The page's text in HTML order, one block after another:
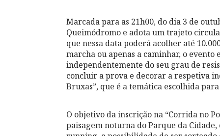
Marcada para as 21h00, do dia 3 de
Queimódromo e adota um trajeto
que nessa data poderá acolher até
marcha ou apenas a caminhar, o evento
independentemente do seu grau de
concluir a prova e decorar a respetiva
Bruxas”, que é a temática escolhida
O objetivo da inscrição na “Corrida no
paisagem noturna do Parque da